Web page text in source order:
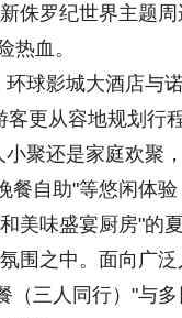
侏罗纪世界主题
热血。
球影城大酒店与
客更从容地规划
聚还是家庭欢聚
餐自助"等悠闲体
美味盛宴厨房"的
围之中。面向广
（三人同行）"与